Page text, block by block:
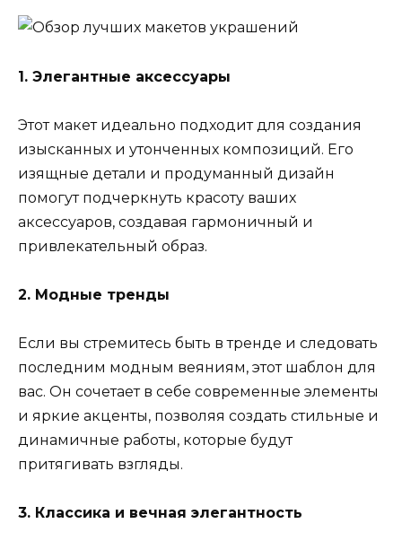
1. Элегантные аксессуары
Этот макет идеально подходит для создания
изысканных и утонченных композиций. Его
изящные детали и продуманный дизайн
помогут подчеркнуть красоту ваших
аксессуаров, создавая гармоничный и
привлекательный образ.
2. Модные тренды
Если вы стремитесь быть в тренде и следовать
последним модным веяниям, этот шаблон для
вас. Он сочетает в себе современные элементы
и яркие акценты, позволяя создать стильные и
динамичные работы, которые будут
притягивать взгляды.
3. Классика и вечная элегантность